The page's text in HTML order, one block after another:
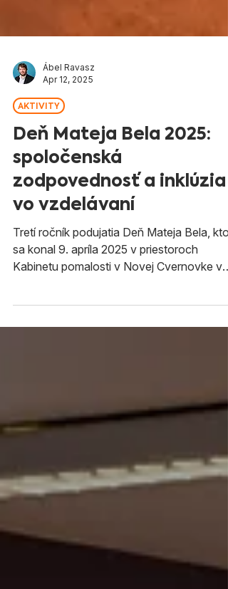
Apr 12, 2025
AKTIVITY
Deň Mateja Bela 2025:
spoločenská
zodpovednosť a inklúzia
vo vzdelávaní
Tretí ročník podujatia Deň Mateja Bela,
sa konal 9. apríla 2025 v priestoroch
Bratislave, priniesol dve diskusie venované
spoločenskej zodpovednosti a